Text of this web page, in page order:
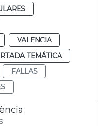
VALENCIA
TEMÁTICA
FALLAS